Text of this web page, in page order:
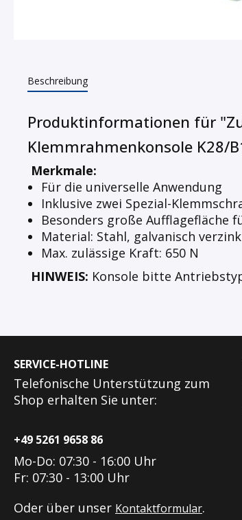
Beschreibung
Produktinformationen für
Klemmrahmenkonsole K28/
Merkmale:
Für die universelle Anwendung
Inklusive zwei Spezial-
Besonders große Aufflagefläche
Material: Stahl, galvanisch
Max. zulässige Kraft: 650 N
HINWEIS: Konsole bitte
SERVICE-HOTLINE
Telefonische Unterstützung zum
Shop erhalten Sie unter:
+49 5261 9658 86
Mo-Do: 07:30 - 16:00 Uhr
Fr: 07:30 - 13:00 Uhr
Oder über unser Kontaktformular.